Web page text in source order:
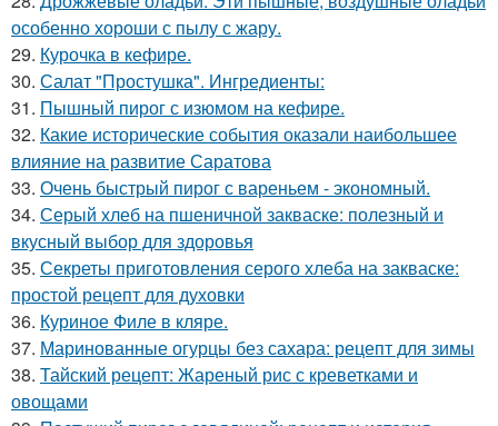
особенно хороши с пылу с жару.
29. Курочка в кефире.
30. Салат "Простушка". Ингредиенты:
31. Пышный пирог с изюмом на кефире.
32. Какие исторические события оказали наибольшее
влияние на развитие Саратова
33. Очень быстрый пирог с вареньем - экономный.
34. Серый хлеб на пшеничной закваске: полезный и
вкусный выбор для здоровья
35. Секреты приготовления серого хлеба на закваске:
простой рецепт для духовки
36. Куриное Филе в кляре.
37. Маринованные огурцы без сахара: рецепт для зимы
38. Тайский рецепт: Жареный рис с креветками и
овощами